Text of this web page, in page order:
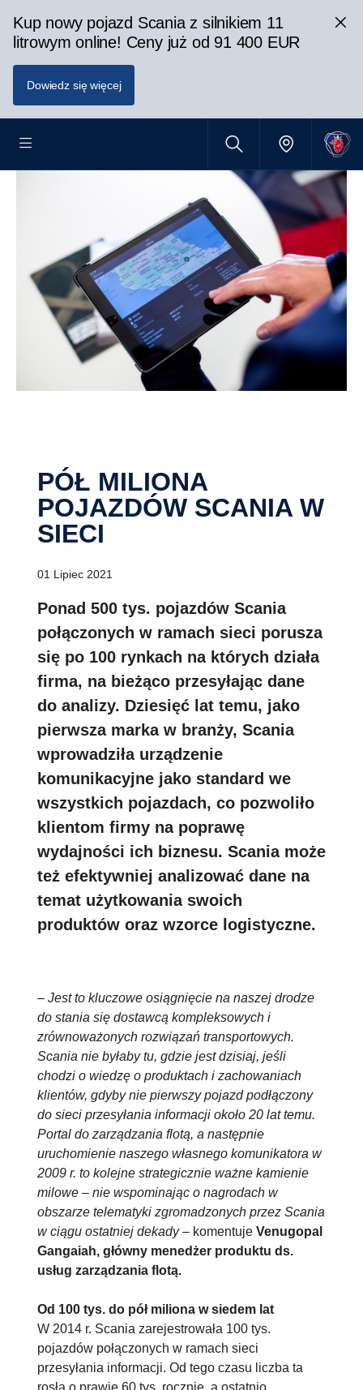
Kup nowy pojazd Scania z silnikiem 11
litrowym online! Ceny już od 91 400 EUR
Dowiedz się więcej
PÓŁ MILIONA
POJAZDÓW SCANIA W
SIECI
01 Lipiec 2021
Ponad 500 tys. pojazdów Scania
połączonych w ramach sieci porusza
się po 100 rynkach na których działa
firma, na bieżąco przesyłając dane
do analizy. Dziesięć lat temu, jako
pierwsza marka w branży, Scania
wprowadziła urządzenie
komunikacyjne jako standard we
wszystkich pojazdach, co pozwoliło
klientom firmy na poprawę
wydajności ich biznesu. Scania może
też efektywniej analizować dane na
temat użytkowania swoich
produktów oraz wzorce logistyczne.
– Jest to kluczowe osiągnięcie na naszej drodze
do stania się dostawcą kompleksowych i
zrównoważonych rozwiązań transportowych.
Scania nie byłaby tu, gdzie jest dzisiaj, jeśli
chodzi o wiedzę o produktach i zachowaniach
klientów, gdyby nie pierwszy pojazd podłączony
do sieci przesyłania informacji około 20 lat temu.
Portal do zarządzania flotą, a następnie
uruchomienie naszego własnego komunikatora w
2009 r. to kolejne strategicznie ważne kamienie
milowe – nie wspominając o nagrodach w
obszarze telematyki zgromadzonych przez Scania
w ciągu ostatniej dekady– komentuje Venugopal
Gangaiah, główny menedżer produktu ds.
usług zarządzania flotą.
Od 100 tys. do pół miliona w siedem lat
W 2014 r. Scania zarejestrowała 100 tys.
pojazdów połączonych w ramach sieci
przesyłania informacji. Od tego czasu liczba ta
rosła o prawie 60 tys. rocznie, a ostatnio